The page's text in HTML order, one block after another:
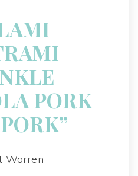
PORK
Warren